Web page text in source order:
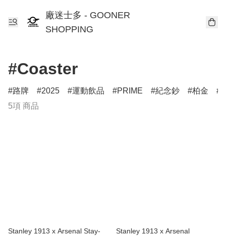
廠迷士多 - GOONER
SHOPPING
#Coaster
路牌 2025 運動飲品 PRIME 紀念鈔 柏金
5項 商品
Stanley 1913 x Arsenal Stay-
Stanley 1913 x Arsenal